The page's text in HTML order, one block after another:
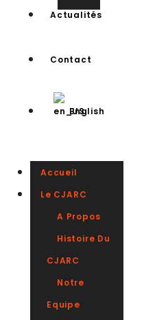
Actualités
Contact
English
Accueil
Le CJARC
A Propos
Histoire Du
CJARC
Notre
Equipe